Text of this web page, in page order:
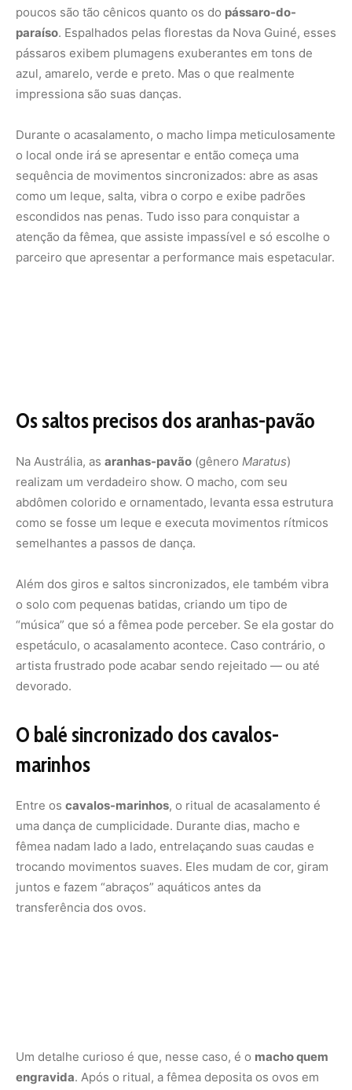
poucos são tão cênicos quanto os do pássaro-do-
paraíso. Espalhados pelas florestas da Nova Guiné, esses
pássaros exibem plumagens exuberantes em tons de
azul, amarelo, verde e preto. Mas o que realmente
impressiona são suas danças.
Durante o acasalamento, o macho limpa meticulosamente
o local onde irá se apresentar e então começa uma
sequência de movimentos sincronizados: abre as asas
como um leque, salta, vibra o corpo e exibe padrões
escondidos nas penas. Tudo isso para conquistar a
atenção da fêmea, que assiste impassível e só escolhe o
parceiro que apresentar a performance mais espetacular.
Os saltos precisos dos aranhas-pavão
Na Austrália, as aranhas-pavão (gênero Maratus)
realizam um verdadeiro show. O macho, com seu
abdômen colorido e ornamentado, levanta essa estrutura
como se fosse um leque e executa movimentos rítmicos
semelhantes a passos de dança.
Além dos giros e saltos sincronizados, ele também vibra
o solo com pequenas batidas, criando um tipo de
“música” que só a fêmea pode perceber. Se ela gostar do
espetáculo, o acasalamento acontece. Caso contrário, o
artista frustrado pode acabar sendo rejeitado — ou até
devorado.
O balé sincronizado dos cavalos-
marinhos
Entre os cavalos-marinhos, o ritual de acasalamento é
uma dança de cumplicidade. Durante dias, macho e
fêmea nadam lado a lado, entrelaçando suas caudas e
trocando movimentos suaves. Eles mudam de cor, giram
juntos e fazem “abraços” aquáticos antes da
transferência dos ovos.
Um detalhe curioso é que, nesse caso, é o macho quem
engravida. Após o ritual, a fêmea deposita os ovos em